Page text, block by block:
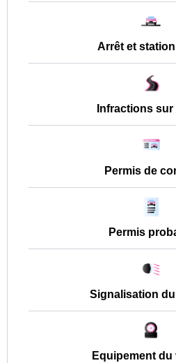
Arrêt et
Infractions sur
Permis de
Permis
Signalisation
Equipement